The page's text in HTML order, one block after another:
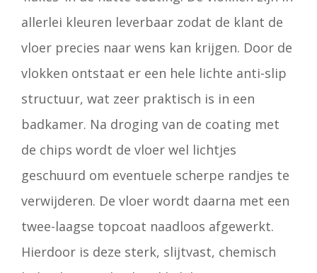
allerlei kleuren leverbaar zodat de klant de
vloer precies naar wens kan krijgen. Door de
vlokken ontstaat er een hele lichte anti-slip
structuur, wat zeer praktisch is in een
badkamer. Na droging van de coating met
de chips wordt de vloer wel lichtjes
geschuurd om eventuele scherpe randjes te
verwijderen. De vloer wordt daarna met een
twee-laagse topcoat naadloos afgewerkt.
Hierdoor is deze sterk, slijtvast, chemisch